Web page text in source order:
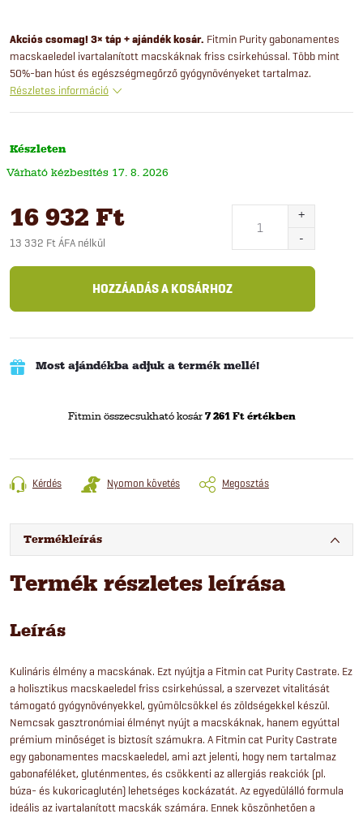
Akciós csomag! 3× táp + ajándék kosár. Fitmin Purity gabonamentes
macskaeledel ivartalanított macskáknak friss csirkehússal. Több mint
50%-ban húst és egészségmegőrző gyógynövényeket tartalmaz.
Részletes információ
Készleten
17. 8. 2026
16 932 Ft
13 332 Ft ÁFA nélkül
HOZZÁADÁS A KOSÁRHOZ
Most ajándékba adjuk a termék mellé!
Fitmin összecsukható kosár 7 261 Ft értékben
Kérdés Nyomon követés Megosztás
Termékleírás
Termék részletes leírása
Leírás
Kulináris élmény a macskának. Ezt nyújtja a Fitmin cat Purity Castrate. Ez
a holisztikus macskaeledel friss csirkehússal, a szervezet vitalitását
támogató gyógynövényekkel, gyümölcsökkel és zöldségekkel készül.
Nemcsak gasztronómiai élményt nyújt a macskáknak, hanem egyúttal
prémium minőséget is biztosít számukra. A Fitmin cat Purity Castrate
egy gabonamentes macskaeledel, ami azt jelenti, hogy nem tartalmaz
gabonaféléket, gluténmentes, és csökkenti az allergiás reakciók (pl.
búza- és kukoricaglutén) lehetséges kockázatát. Az egyedülálló formula
ideális az ivartalanított macskák számára. Ennek köszönhetően a